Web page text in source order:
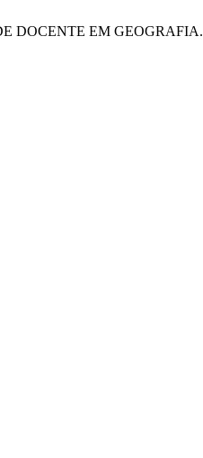
DOCENTE EM GEOGRAFIA.